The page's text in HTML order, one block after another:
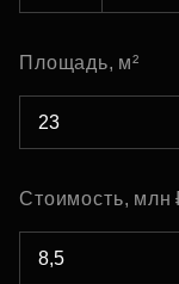
Площадь, м²
Стоимость, млн